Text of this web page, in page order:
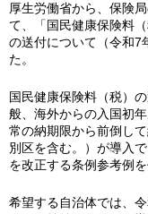
厚生労働省から、保険
て、「国民健康保険料
の送付について（令和7
た。
国民健康保険料（税）
般、海外からの入国初
常の納期限から前倒し
別区を含む。）が導入
を改正する条例参考例
希望する自治体では、